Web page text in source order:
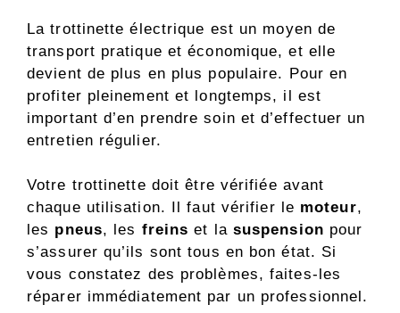
La trottinette électrique est un moyen de
transport pratique et économique, et elle
devient de plus en plus populaire. Pour en
profiter pleinement et longtemps, il est
important d’en prendre soin et d’effectuer un
entretien régulier.
Votre trottinette doit être vérifiée avant
chaque utilisation. Il faut vérifier le moteur,
les pneus, les freins et la suspension pour
s’assurer qu’ils sont tous en bon état. Si
vous constatez des problèmes, faites-les
réparer immédiatement par un professionnel.